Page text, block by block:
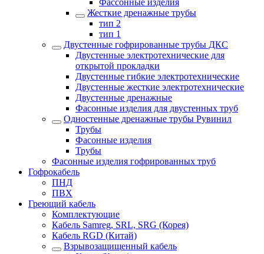
Жесткие дренажные трубы
тип 2
тип 1
Двустенные гофрированные трубы ДКС
Двустенные электротехнические для
открытой прокладки
Двустенные гибкие электротехнические
Двустенные жесткие электротехнические
Двустенные дренажные
Фасонные изделия для двустенных труб
Одностенные дренажные трубы Рувинил
Трубы
Фасонные изделия
Трубы
Фасонные изделия гофрированных труб
Гофрокабель
ПНД
ПВХ
Греющий кабель
Комплектующие
Кабель Samreg, SRL, SRG (Корея)
Кабель RGD (Китай)
Взрывозащищенный кабель